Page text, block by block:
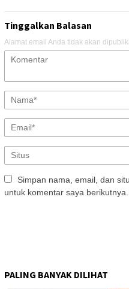
Tinggalkan Balasan
Alamat email Anda tidak akan
Simpan nama, email, dan
untuk komentar saya berikutnya.
PALING BANYAK DILIHAT